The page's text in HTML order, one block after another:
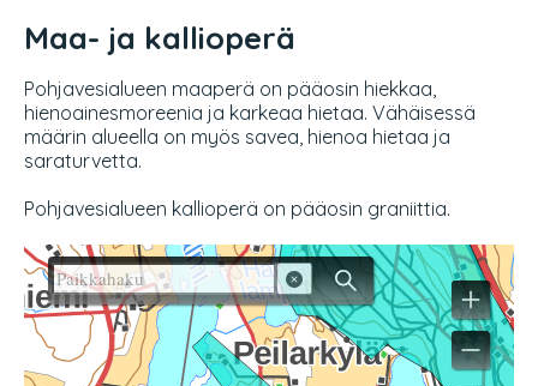
Maa- ja kallioperä
Pohjavesialueen maaperä on pääosin hiekkaa,
hienoainesmoreenia ja karkeaa hietaa. Vähäisessä
määrin alueella on myös savea, hienoa hietaa ja
saraturvetta.
Pohjavesialueen kallioperä on pääosin graniittia.